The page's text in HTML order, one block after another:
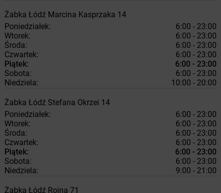
Żabka Łódź Marcina Kasprzaka 14
Poniedziałek:
6:00 - 23:00
Wtorek:
6:00 - 23:00
Środa:
6:00 - 23:00
Czwartek:
6:00 - 23:00
Piątek:
6:00 - 23:00
Sobota:
6:00 - 23:00
Niedziela:
10:00 - 20:00
Żabka Łódź Stefana Okrzei 14
Poniedziałek:
6:00 - 23:00
Wtorek:
6:00 - 23:00
Środa:
6:00 - 23:00
Czwartek:
6:00 - 23:00
Piątek:
6:00 - 23:00
Sobota:
6:00 - 23:00
Niedziela:
9:00 - 21:00
Żabka Łódź Rojna 71